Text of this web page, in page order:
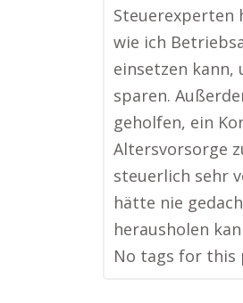
Steuerexperten
wie ich
einsetzen kann,
sparen.
geholfen, ein
Altersvorsorge
steuerlich sehr
hätte nie
herausholen
No tags for this